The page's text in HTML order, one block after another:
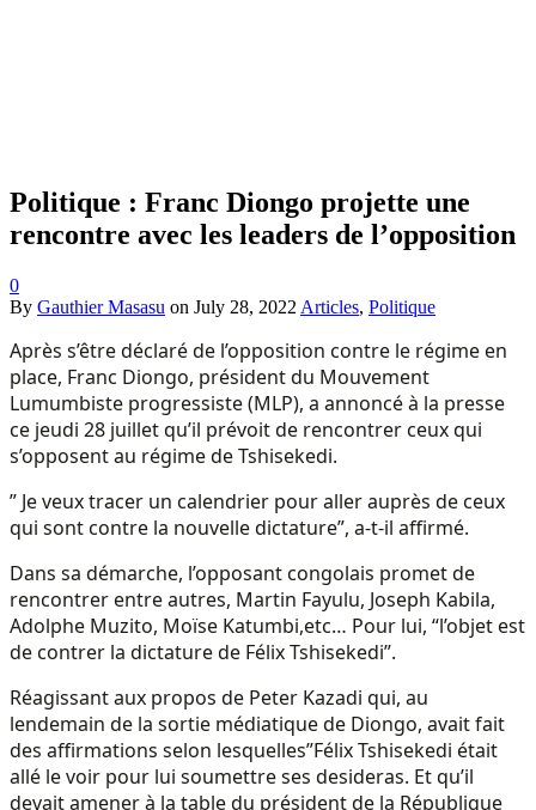
Politique : Franc Diongo projette une
rencontre avec les leaders de l’opposition
0
By Gauthier Masasu on July 28, 2022 Articles, Politique
Après s’être déclaré de l’opposition contre le régime en
place, Franc Diongo, président du Mouvement
Lumumbiste progressiste (MLP), a annoncé à la presse
ce jeudi 28 juillet qu’il prévoit de rencontrer ceux qui
s’opposent au régime de Tshisekedi.
” Je veux tracer un calendrier pour aller auprès de ceux
qui sont contre la nouvelle dictature”, a-t-il affirmé.
Dans sa démarche, l’opposant congolais promet de
rencontrer entre autres, Martin Fayulu, Joseph Kabila,
Adolphe Muzito, Moïse Katumbi,etc… Pour lui, “l’objet est
de contrer la dictature de Félix Tshisekedi”.
Réagissant aux propos de Peter Kazadi qui, au
lendemain de la sortie médiatique de Diongo, avait fait
des affirmations selon lesquelles”Félix Tshisekedi était
allé le voir pour lui soumettre ses desideras. Et qu’il
devait amener à la table du président de la République